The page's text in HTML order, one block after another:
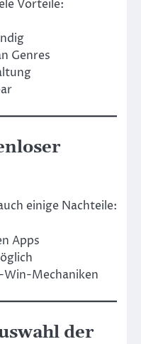
Vorteile:
Genres
einige Nachteile:
Apps
Mechaniken
der